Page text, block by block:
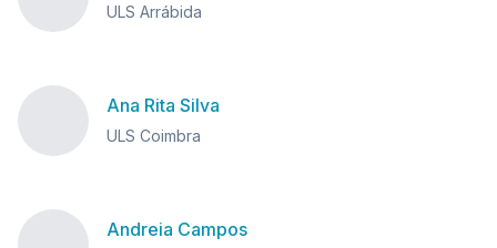
ULS Arrábida
Ana Rita Silva
ULS Coimbra
Andreia Campos